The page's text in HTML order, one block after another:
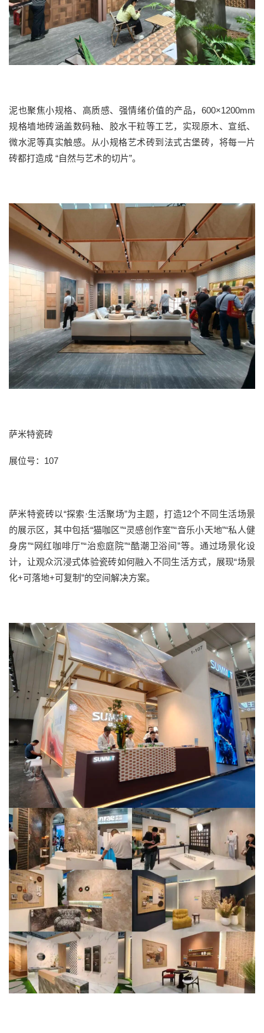
泥也聚焦小规格、高质感、强情绪价值的产品， 600×1200mm
规格墙地砖涵盖数码釉、胶水干粒等工艺，实现原木、宣纸、
微水泥等真实触感。从小规格艺术砖到 法式古堡砖， 将每一片
砖都打造成 “自然与艺术的切片”。
萨米特瓷砖
展位号： 107
萨米特瓷砖以“探索·生活聚场”为主题，打造12个不同生活场景
的展示区，其中包括“猫咖区”“灵感创作室”“音乐小天地”“私人健
身房”“网红咖啡厅”“治愈庭院”“酷潮卫浴间”等。通过场景化设
计，让观众沉浸式体验瓷砖如何融入不同生活方式，展现“场景
化+可落地+可复制”的空间解决方案。